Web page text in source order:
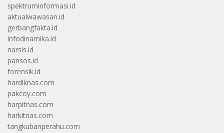
spektruminformasi.id
aktualwawasan.id
gerbangfakta.id
infodinamika.id
narsis.id
pansos.id
forensik.id
hardiknas.com
pakcoy.com
harpitnas.com
harkitnas.com
tangkubanperahu.com